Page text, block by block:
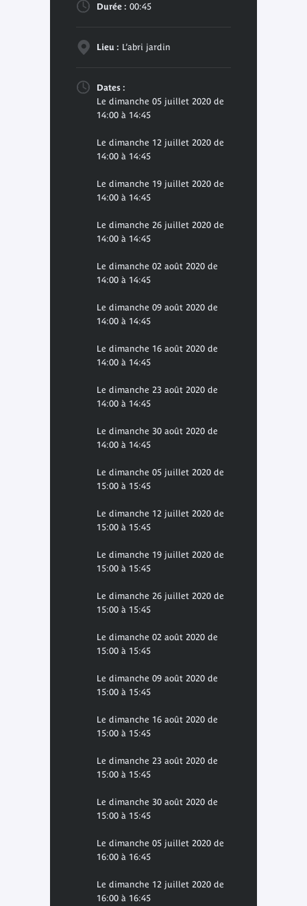
Durée : 00:45
Lieu : L’abri jardin
Dates :
Le dimanche 05 juillet 2020 de
14:00 à 14:45
Le dimanche 12 juillet 2020 de
14:00 à 14:45
Le dimanche 19 juillet 2020 de
14:00 à 14:45
Le dimanche 26 juillet 2020 de
14:00 à 14:45
Le dimanche 02 août 2020 de
14:00 à 14:45
Le dimanche 09 août 2020 de
14:00 à 14:45
Le dimanche 16 août 2020 de
14:00 à 14:45
Le dimanche 23 août 2020 de
14:00 à 14:45
Le dimanche 30 août 2020 de
14:00 à 14:45
Le dimanche 05 juillet 2020 de
15:00 à 15:45
Le dimanche 12 juillet 2020 de
15:00 à 15:45
Le dimanche 19 juillet 2020 de
15:00 à 15:45
Le dimanche 26 juillet 2020 de
15:00 à 15:45
Le dimanche 02 août 2020 de
15:00 à 15:45
Le dimanche 09 août 2020 de
15:00 à 15:45
Le dimanche 16 août 2020 de
15:00 à 15:45
Le dimanche 23 août 2020 de
15:00 à 15:45
Le dimanche 30 août 2020 de
15:00 à 15:45
Le dimanche 05 juillet 2020 de
16:00 à 16:45
Le dimanche 12 juillet 2020 de
16:00 à 16:45